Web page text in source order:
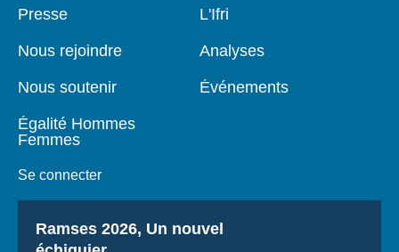
Pied
Presse
Nous rejoindre
Nous soutenir
Égalité Hommes
Femmes
Se connecter
Navigation
L'Ifri
Analyses
Événements
Titre
Ramses 2026, Un nouvel